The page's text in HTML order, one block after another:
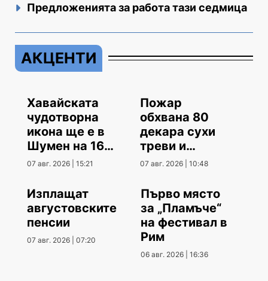
Предложенията за работа тази седмица
АКЦЕНТИ
Хавайската
чудотворна
икона ще е в
Шумен на 16
август
07 авг. 2026 | 15:21
Пожар
обхвана 80
декара сухи
треви и
храсти
07 авг. 2026 | 10:48
Изплащат
августовските
пенсии
07 авг. 2026 | 07:20
Първо място
за „Пламъче“
на фестивал в
Рим
06 авг. 2026 | 16:36